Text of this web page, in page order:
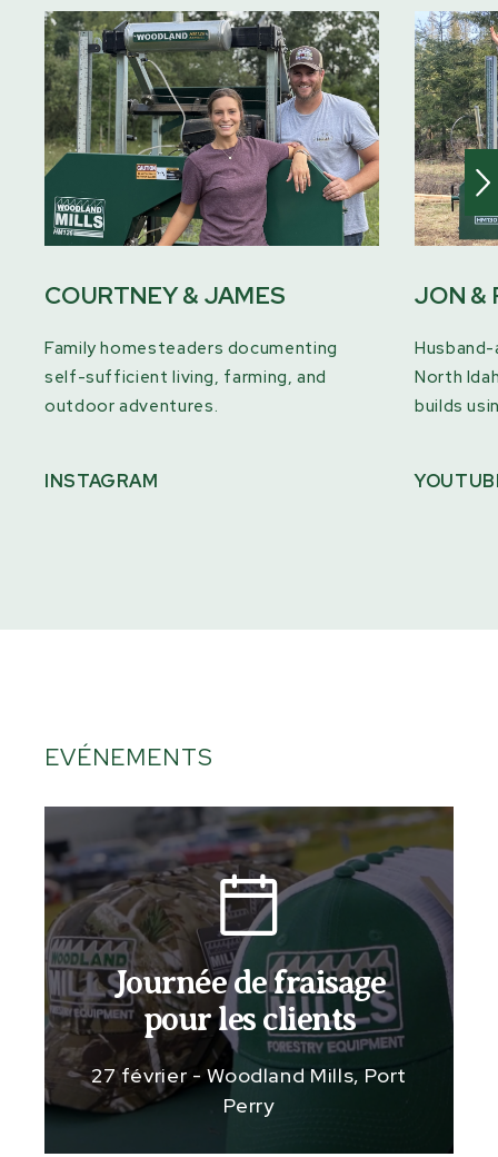
COURTNEY & JAMES
Family homesteaders documenting
self-sufficient living, farming, and
outdoor adventures.
INSTAGRAM
JON &
North
builds
EVÉNEMENTS
Journée de fraisage
pour les clients
27 février - Woodland Mills, Port
Perry